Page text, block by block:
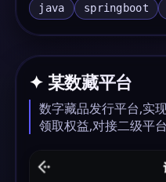
java springboot
✦ 某数藏平台
数字藏品发行平台,实
领取权益,对接二级平